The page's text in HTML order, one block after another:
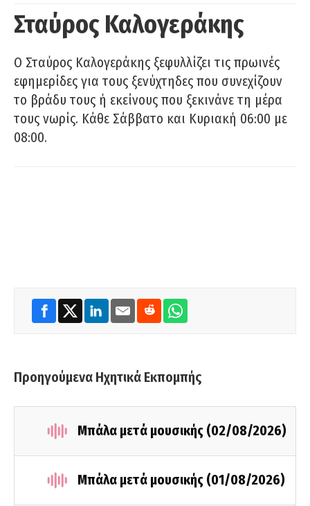
Σταύρος Καλογεράκης
Ο Σταύρος Καλογεράκης ξεφυλλίζει τις πρωινές
εφημερίδες για τους ξενύχτηδες που συνεχίζουν
το βράδυ τους ή εκείνους που ξεκινάνε τη μέρα
τους νωρίς. Κάθε Σάββατο και Κυριακή 06:00 με
08:00.
Προηγούμενα Ηχητικά Εκπομπής
Μπάλα μετά μουσικής (02/08/2026)
Μπάλα μετά μουσικής (01/08/2026)